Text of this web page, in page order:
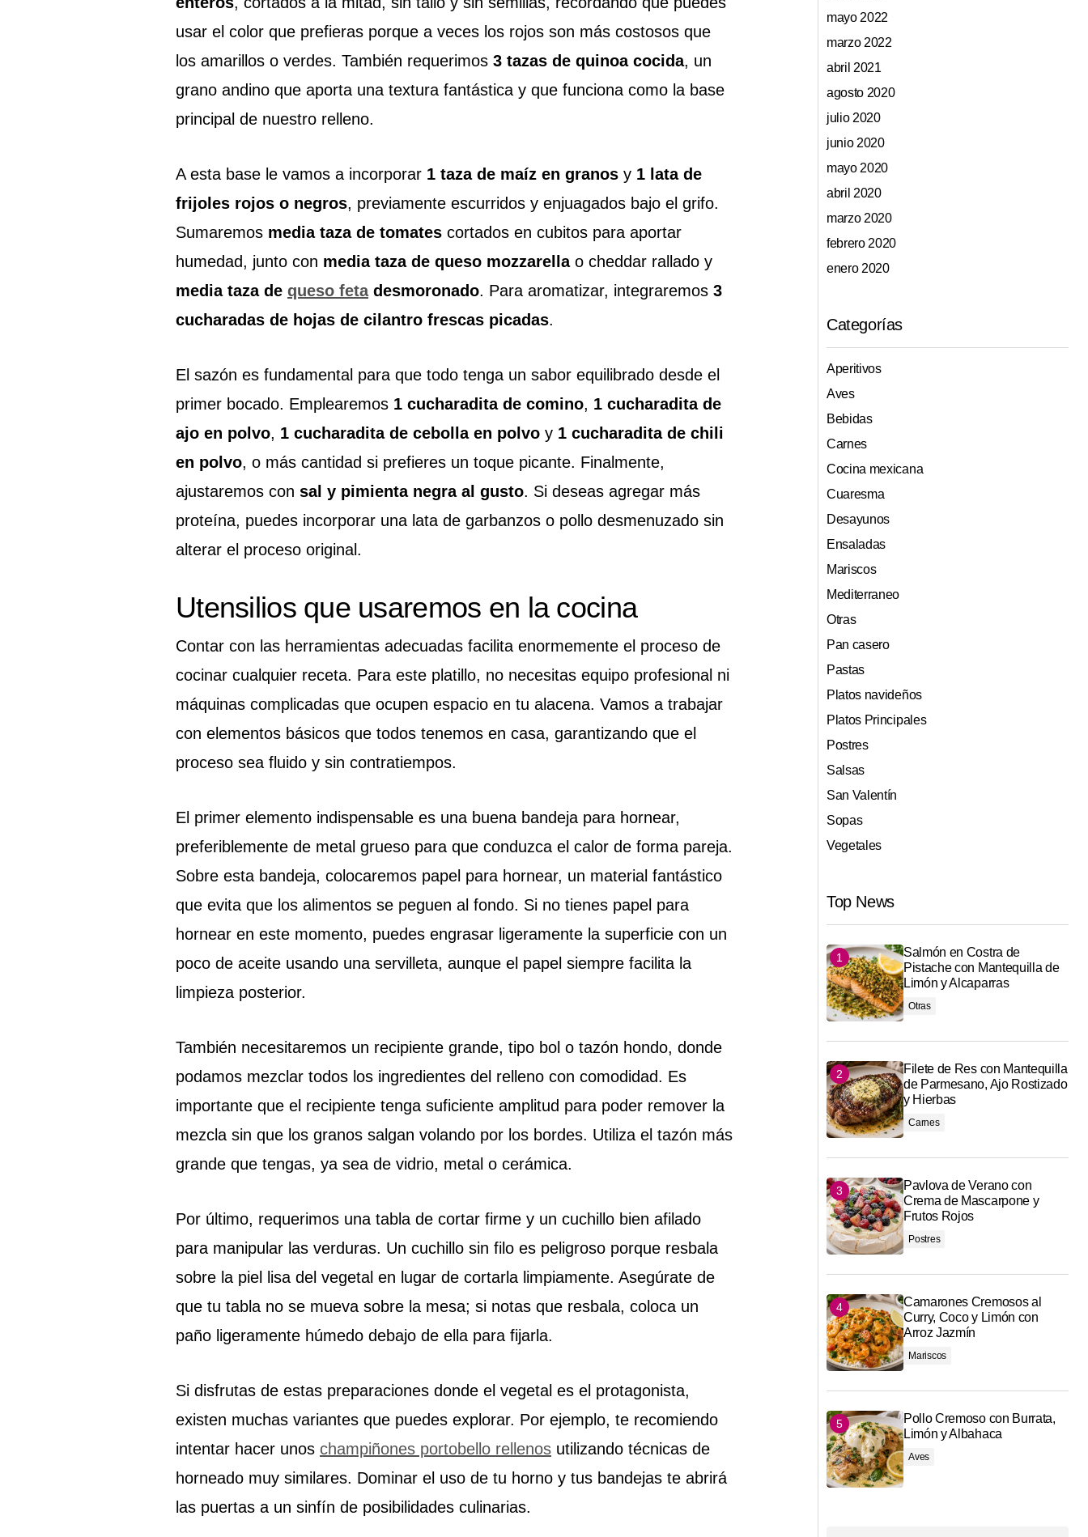
usar el color que prefieras porque a veces los rojos son más costosos que
los amarillos o verdes. También requerimos 3 tazas de quinoa cocida, un
grano andino que aporta una textura fantástica y que funciona como la base
principal de nuestro relleno.
A esta base le vamos a incorporar 1 taza de maíz en granos y 1 lata de
frijoles rojos o negros, previamente escurridos y enjuagados bajo el grifo.
Sumaremos media taza de tomates cortados en cubitos para aportar
humedad, junto con media taza de queso mozzarellao cheddar rallado y
media taza de queso fetadesmoronado. Para aromatizar, integraremos 3
cucharadas de hojas de cilantro frescas picadas.
El sazón es fundamental para que todo tenga un sabor equilibrado desde el
primer bocado. Emplearemos 1 cucharadita de comino, 1 cucharadita de
ajo en polvo, 1 cucharadita de cebolla en polvo y 1 cucharadita de chili
en polvo, o más cantidad si prefieres un toque picante. Finalmente,
ajustaremos con sal y pimienta negra al gusto. Si deseas agregar más
proteína, puedes incorporar una lata de garbanzos o pollo desmenuzado sin
alterar el proceso original.
Utensilios que usaremos en la cocina
Contar con las herramientas adecuadas facilita enormemente el proceso de
cocinar cualquier receta. Para este platillo, no necesitas equipo profesional ni
máquinas complicadas que ocupen espacio en tu alacena. Vamos a trabajar
con elementos básicos que todos tenemos en casa, garantizando que el
proceso sea fluido y sin contratiempos.
El primer elemento indispensable es una buena bandeja para hornear,
preferiblemente de metal grueso para que conduzca el calor de forma pareja.
Sobre esta bandeja, colocaremos papel para hornear, un material fantástico
que evita que los alimentos se peguen al fondo. Si no tienes papel para
hornear en este momento, puedes engrasar ligeramente la superficie con un
poco de aceite usando una servilleta, aunque el papel siempre facilita la
limpieza posterior.
También necesitaremos un recipiente grande, tipo bol o tazón hondo, donde
podamos mezclar todos los ingredientes del relleno con comodidad. Es
importante que el recipiente tenga suficiente amplitud para poder remover la
mezcla sin que los granos salgan volando por los bordes. Utiliza el tazón más
grande que tengas, ya sea de vidrio, metal o cerámica.
Por último, requerimos una tabla de cortar firme y un cuchillo bien afilado
para manipular las verduras. Un cuchillo sin filo es peligroso porque resbala
sobre la piel lisa del vegetal en lugar de cortarla limpiamente. Asegúrate de
que tu tabla no se mueva sobre la mesa; si notas que resbala, coloca un
paño ligeramente húmedo debajo de ella para fijarla.
Si disfrutas de estas preparaciones donde el vegetal es el protagonista,
existen muchas variantes que puedes explorar. Por ejemplo, te recomiendo
intentar hacer unos champiñones portobello rellenos utilizando técnicas de
horneado muy similares. Dominar el uso de tu horno y tus bandejas te abrirá
las puertas a un sinfín de posibilidades culinarias.
mayo 2022
marzo 2022
abril 2021
agosto 2020
julio 2020
junio 2020
mayo 2020
abril 2020
marzo 2020
febrero 2020
enero 2020
Categorías
Aperitivos
Aves
Bebidas
Carnes
Cocina mexicana
Cuaresma
Desayunos
Ensaladas
Mariscos
Mediterraneo
Otras
Pan casero
Pastas
Platos navideños
Platos Principales
Postres
Salsas
San Valentín
Sopas
Vegetales
Top News
Salmón en Costra de
Pistache con Mantequilla de
Limón y Alcaparras
Otras
Filete de Res con Mantequilla
de Parmesano, Ajo Rostizado
y Hierbas
Carnes
Pavlova de Verano con
Crema de Mascarpone y
Frutos Rojos
Postres
Camarones Cremosos al
Curry, Coco y Limón con
Arroz Jazmín
Mariscos
Pollo Cremoso con Burrata,
Limón y Albahaca
Aves